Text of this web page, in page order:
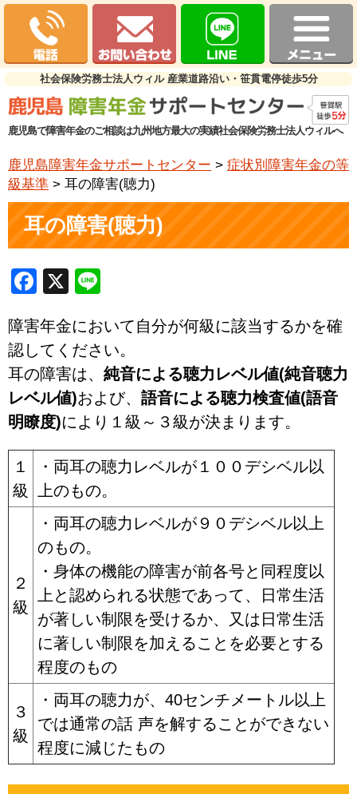
社会保険労務士法人ウィル 産業道路沿い・笹貫電停徒歩5分
鹿児島で障害年金のご相談は九州地方最大の実績社会保険労務士法人ウィルへ
鹿児島障害年金サポートセンター > 症状別障害年金の等
級基準 > 耳の障害(聴力)
耳の障害(聴力)
Facebook
X
障害年金において自分が何級に該当するかを確
認してください。
耳の障害は、 純音による聴力レベル値(純音聴力
レベル値)および、 語音による聴力検査値(語音
明瞭度)により１級～３級が決まります。
１
級
・両耳の聴力レベルが１００デシベル以
上のもの。
２
級
・両耳の聴力レベルが９０デシベル以上
のもの。
・身体の機能の障害が前各号と同程度以
上と認められる状態であって、日常生活
が著しい制限を受けるか、又は日常生活
に著しい制限を加えることを必要とする
程度のもの
３
級
・両耳の聴力が、40センチメートル以上
では通常の話 声を解することができない
程度に減じたもの